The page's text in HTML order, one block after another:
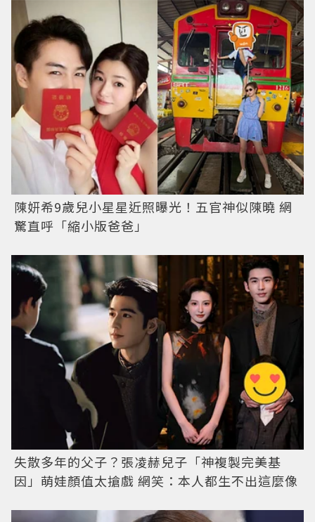
陳妍希9歲兒小星星近照曝光！五官神似陳曉 網
驚直呼「縮小版爸爸」
失散多年的父子？張凌赫兒子「神複製完美基
因」萌娃顏值太搶戲 網笑：本人都生不出這麼像